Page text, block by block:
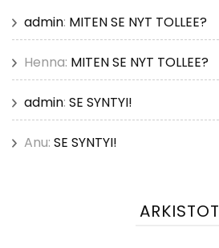
admin: MITEN SE NYT TOLLEE?
Henna: MITEN SE NYT TOLLEE?
admin: SE SYNTYI!
Anu: SE SYNTYI!
ARKISTOT